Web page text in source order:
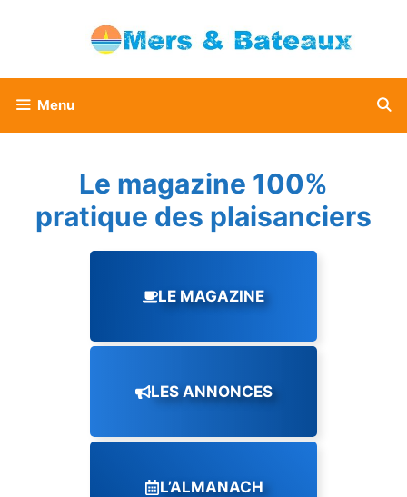
Menu
Le magazine 100%
pratique des plaisanciers
LE MAGAZINE
LES ANNONCES
L’ALMANACH